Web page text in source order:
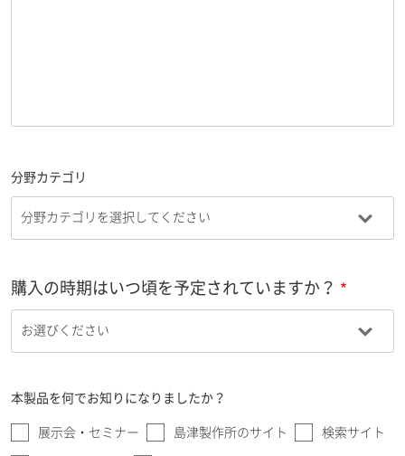
分野カテゴリ
購入の時期はいつ頃を予定されていますか？
本製品を何でお知りになりましたか？
展示会・セミナー 島津製作所のサイト 検索サイト